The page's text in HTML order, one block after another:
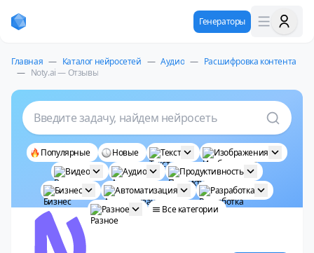
Генераторы
Главная — Каталог нейросетей — Аудио — Расшифровка контента
— Noty.ai — Отзывы
Введите задачу, найдем нейросеть
Популярные Новые Текст
Изображения
Видео
Аудио
Продуктивность
Бизнес
Автоматизация
Разработка
Разное
Все категории